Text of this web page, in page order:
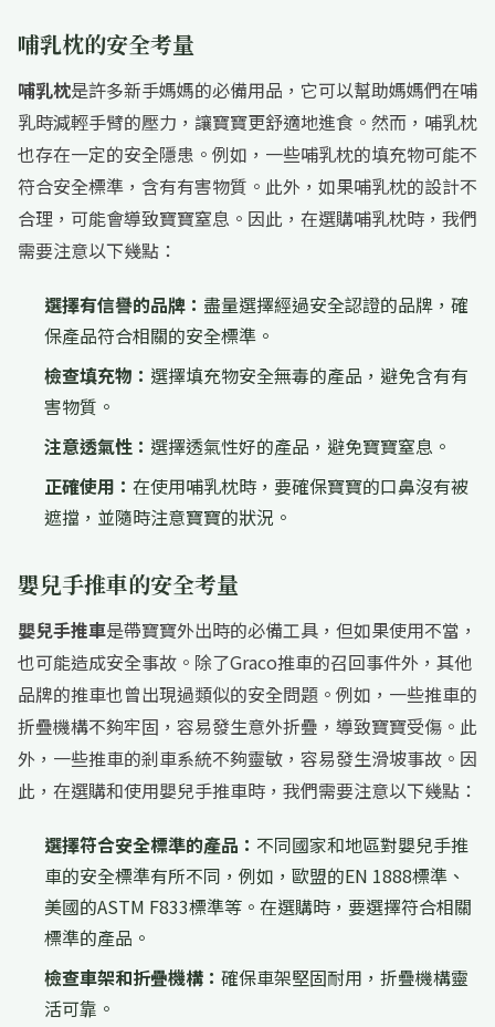
哺乳枕的安全考量
哺乳枕是許多新手媽媽的必備用品，它可以幫助媽媽們在哺
乳時減輕手臂的壓力，讓寶寶更舒適地進食。然而，哺乳枕
也存在一定的安全隱患。例如，一些哺乳枕的填充物可能不
符合安全標準，含有有害物質。此外，如果哺乳枕的設計不
合理，可能會導致寶寶窒息。因此，在選購哺乳枕時，我們
需要注意以下幾點：
選擇有信譽的品牌： 盡量選擇經過安全認證的品牌，確
保產品符合相關的安全標準。
檢查填充物： 選擇填充物安全無毒的產品，避免含有有
害物質。
注意透氣性： 選擇透氣性好的產品，避免寶寶窒息。
正確使用： 在使用哺乳枕時，要確保寶寶的口鼻沒有被
遮擋，並隨時注意寶寶的狀況。
嬰兒手推車的安全考量
嬰兒手推車是帶寶寶外出時的必備工具，但如果使用不當，
也可能造成安全事故。除了Graco推車的召回事件外，其他
品牌的推車也曾出現過類似的安全問題。例如，一些推車的
折疊機構不夠牢固，容易發生意外折疊，導致寶寶受傷。此
外，一些推車的剎車系統不夠靈敏，容易發生滑坡事故。因
此，在選購和使用嬰兒手推車時，我們需要注意以下幾點：
選擇符合安全標準的產品： 不同國家和地區對嬰兒手推
車的安全標準有所不同，例如，歐盟的EN 1888標準、
美國的ASTM F833標準等。在選購時，要選擇符合相關
標準的產品。
檢查車架和折疊機構： 確保車架堅固耐用，折疊機構靈
活可靠。